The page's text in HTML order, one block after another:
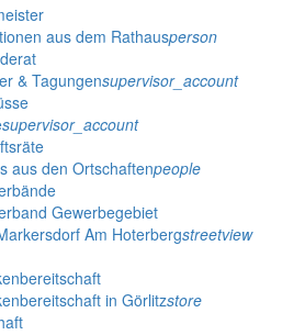
aus dem Rathausperson
& Tagungensupervisor_account
supervisor_account
aus den Ortschaftenpeople
Gewerbegebiet
Am Hoterbergstreetview
in Görlitzstore